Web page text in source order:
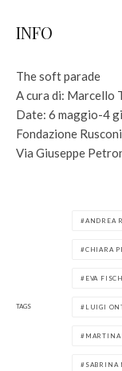
INFO
The soft parade
A cura di: Marcello
Date: 6 maggio-4
Fondazione
Via Giuseppe
TAGS
ANDREA
CHIARA
EVA
LUIGI
MARTINA
SABRINA